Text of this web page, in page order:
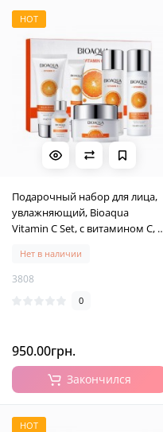
HOT
Подарочный набор для лица,
увлажняющий, Bioaqua
Vitamin C Set, с витамином С, 6
Нет в наличии
3808
0
950.00грн.
Закончился
HOT